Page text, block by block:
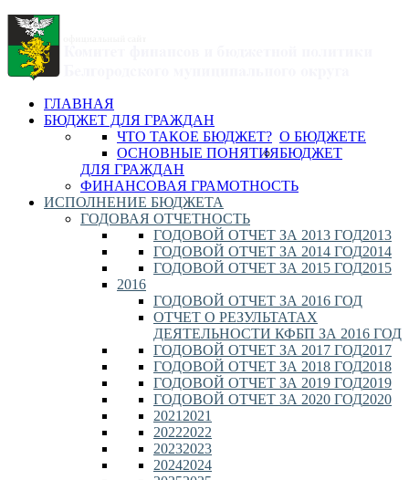
ГЛАВНАЯ
БЮДЖЕТ ДЛЯ ГРАЖДАН
О БЮДЖЕТЕ
ЧТО ТАКОЕ БЮДЖЕТ?
ОСНОВНЫЕ ПОНЯТИЯБЮДЖЕТ
ДЛЯ ГРАЖДАН
ФИНАНСОВАЯ ГРАМОТНОСТЬ
ИСПОЛНЕНИЕ БЮДЖЕТА
ГОДОВАЯ ОТЧЕТНОСТЬ
2013
ГОДОВОЙ ОТЧЕТ ЗА 2013 ГОД
2014
ГОДОВОЙ ОТЧЕТ ЗА 2014 ГОД
2015
ГОДОВОЙ ОТЧЕТ ЗА 2015 ГОД
2016
ГОДОВОЙ ОТЧЕТ ЗА 2016 ГОД
ОТЧЕТ О РЕЗУЛЬТАТАХ
ДЕЯТЕЛЬНОСТИ КФБП ЗА 2016 ГОД
2017
ГОДОВОЙ ОТЧЕТ ЗА 2017 ГОД
2018
ГОДОВОЙ ОТЧЕТ ЗА 2018 ГОД
2019
ГОДОВОЙ ОТЧЕТ ЗА 2019 ГОД
2020
ГОДОВОЙ ОТЧЕТ ЗА 2020 ГОД
2021
2021
2022
2022
2023
2023
2024
2024